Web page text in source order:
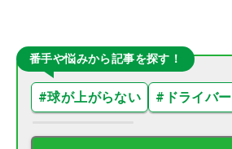
番手や悩みから記事を探す！
#球が上がらない # ドライバー